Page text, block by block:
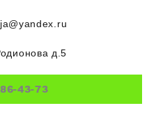
д.5
43-73